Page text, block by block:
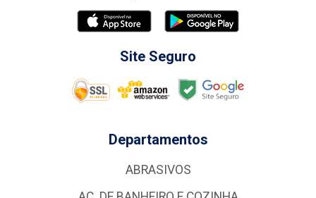
Site Seguro
Departamentos
ABRASIVOS